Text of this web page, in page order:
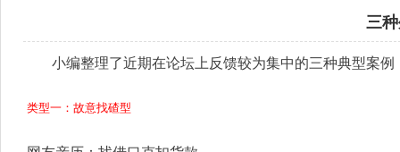
三
小编整理了近期在论坛上反馈较为集中的三种典型案
类型一：故意找碴型